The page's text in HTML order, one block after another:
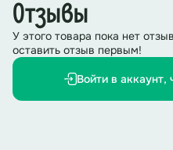
Отзывы
У этого товара пока нет
оставить отзыв первым!
Войти в аккаунт,